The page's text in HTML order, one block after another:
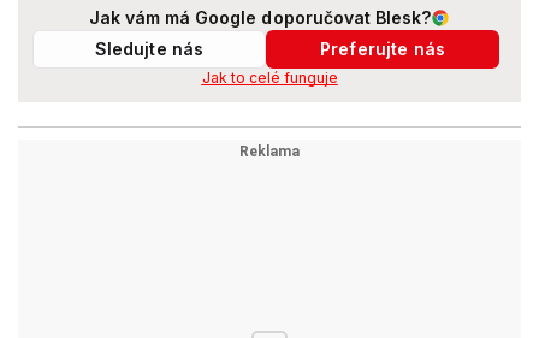
Jak vám má Google doporučovat Blesk?
Sledujte nás
Preferujte nás
Jak to celé funguje